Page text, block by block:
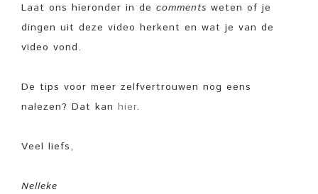
Laat ons hieronder in de comments weten of je
dingen uit deze video herkent en wat je van de
video vond.
De tips voor meer zelfvertrouwen nog eens
nalezen? Dat kan hier.
Veel liefs,
Nelleke